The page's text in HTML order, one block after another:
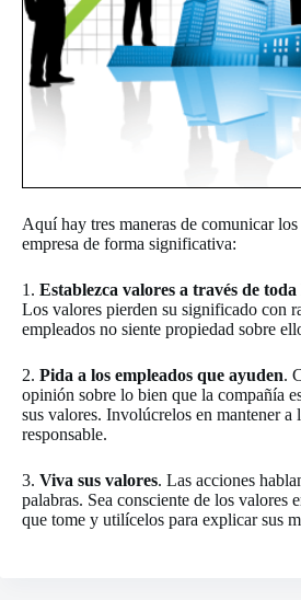
Aquí hay tres maneras de comunicar
empresa de forma significativa:
1. Establezca valores a través de toda
Los valores pierden su significado con
empleados no siente propiedad sobre
2. Pida a los empleados que ayuden.
opinión sobre lo bien que la compañía
sus valores. Involúcrelos en mantener a
responsable.
3. Viva sus valores. Las acciones
palabras. Sea consciente de los valores
que tome y utilícelos para explicar sus